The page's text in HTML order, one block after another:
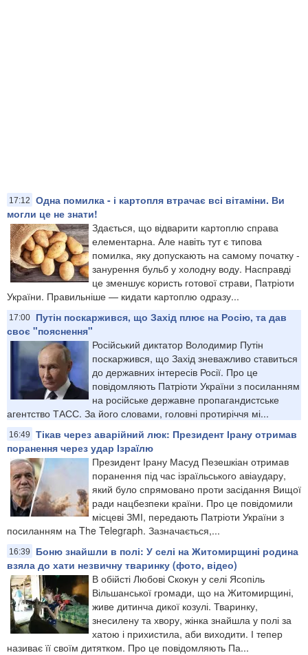
17:12
Одна помилка - і картопля втрачає всі вітаміни. Ви
могли це не знати!
Здається, що відварити картоплю справа
елементарна. Але навіть тут є типова
помилка, яку допускають на самому початку -
занурення бульб у холодну воду. Насправді
це зменшує користь готової страви, Патріоти
України. Правильніше — кидати картоплю одразу...
17:00
Путін поскаржився, що Захід плює на Росію, та дав
своє "пояснення"
Російський диктатор Володимир Путін
поскаржився, що Захід зневажливо ставиться
до державних інтересів Росії. Про це
повідомляють Патріоти України з посиланням
на російське державне пропагандистське
агентство ТАСС. За його словами, головні протиріччя мі...
16:49
Тікав через аварійний люк: Президент Ірану отримав
поранення через удар Ізраїлю
Президент Ірану Масуд Пезешкіан отримав
поранення під час ізраїльського авіаудару,
який було спрямовано проти засідання Вищої
ради нацбезпеки країни. Про це повідомили
місцеві ЗМІ, передають Патріоти України з
посиланням на The Telegraph. Зазначається,...
16:39
Боню знайшли в полі: У селі на Житомирщині родина
взяла до хати незвичну тваринку (фото, відео)
В обійсті Любові Скокун у селі Ясопіль
Вільшанської громади, що на Житомирщині,
живе дитинча дикої козулі. Тваринку,
знесилену та хвору, жінка знайшла у полі за
хатою і прихистила, аби виходити. І тепер
називає її своїм дитятком. Про це повідомляють Па...